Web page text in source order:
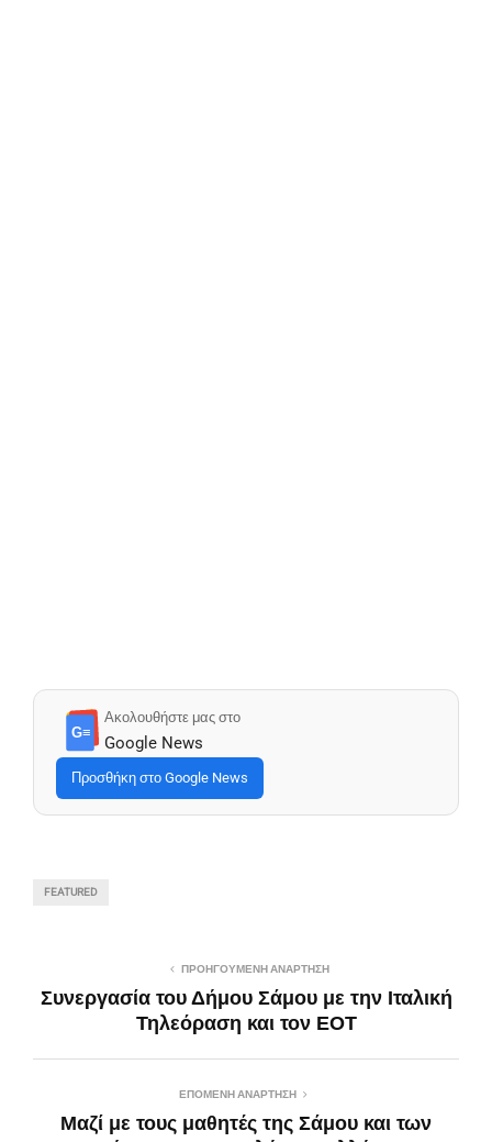
G≡
Ακολουθήστε μας στο
Google News
Προσθήκη στο Google News
FEATURED
ΠΡΟΗΓΟΎΜΕΝΗ ΑΝΆΡΤΗΣΗ
Συνεργασία του Δήμου Σάμου με την Ιταλική
Τηλεόραση και τον ΕΟΤ
ΕΠΌΜΕΝΗ ΑΝΆΡΤΗΣΗ
Μαζί με τους μαθητές της Σάμου και των